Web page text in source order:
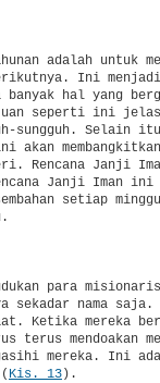
adalah untuk
Ini
banyak hal yang
seperti ini jelas
sungguh. Selain
akan
Rencana Janji
Janji Iman ini
setiap
para
sekadar nama saja.
Ketika mereka
terus mendoakan
mereka. Ini
Kis. 13).